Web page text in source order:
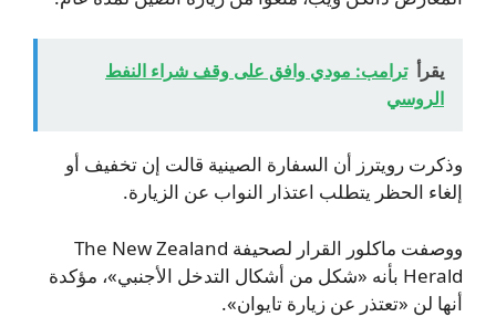
يقرأ ترامب: مودي وافق على وقف شراء النفط
الروسي
وذكرت رويترز أن السفارة الصينية قالت إن تخفيف أو
إلغاء الحظر يتطلب اعتذار النواب عن الزيارة.
ووصفت ماكلور القرار لصحيفة The New Zealand
Herald بأنه «شكل من أشكال التدخل الأجنبي»، مؤكدة
أنها لن «تعتذر عن زيارة تايوان».